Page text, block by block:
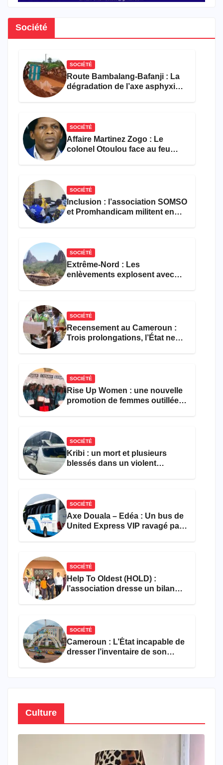
Société
SOCIÉTÉ
Route Bambalang-Bafanji : La
dégradation de l’axe asphyxie
SOCIÉTÉ
Affaire Martinez Zogo : Le
colonel Otoulou face au feu
SOCIÉTÉ
Inclusion : l’association SOMSO
et Promhandicam militent en
SOCIÉTÉ
Extrême-Nord : Les
enlèvements explosent avec
SOCIÉTÉ
Recensement au Cameroun :
Trois prolongations, l’État ne
SOCIÉTÉ
Rise Up Women : une nouvelle
promotion de femmes outillées
SOCIÉTÉ
Kribi : un mort et plusieurs
blessés dans un violent
SOCIÉTÉ
Axe Douala – Edéa : Un bus de
United Express VIP ravagé par
SOCIÉTÉ
Help To Oldest (HOLD) :
l’association dresse un bilan
SOCIÉTÉ
Cameroun : L’État incapable de
dresser l’inventaire de son
Culture